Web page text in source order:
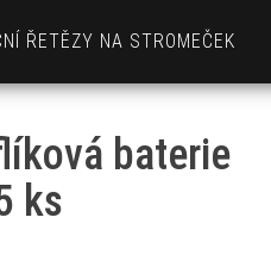
ŘETĚZY NA STROMEČEK
baterie
ks